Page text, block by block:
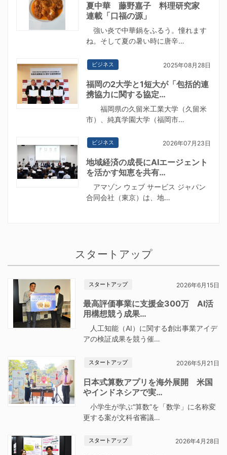
夏中華 藤野嘉子 料理研究家
連載「口福の源」
強い炎で中華鍋をふるう。憧れます
ね。そして夏の暑い時に唐辛…
ビジネス 2025年08月28日
福岡の2大学と1短大が「包括的連
携協力に関する協定…
福岡県の久留米工業大学（久留米
市）、純真学園大学（福岡市…
ビジネス 2026年07月23日
地域経済の成長にAIエージェント
を活かす知恵を共有…
アマゾン ウェブ サービス ジャパン
合同会社（東京）は、地…
スタートアップ
スタートアップ 2026年6月15日
最高評価事業に支援金300万 AI活
用構想競う成果…
人工知能（AI）に関する創出事業アイデ
アの検証成果を競う催…
スタートアップ 2026年5月21日
日本式算数アプリを海外展開 米国
やインドネシアで実…
小学生が学ぶ“算数”を「数学」に名称変
更する案が文科省審議…
スタートアップ 2026年4月28日